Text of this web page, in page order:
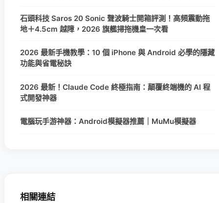
石頭科技 Saros 20 Sonic 聲波騎士開箱評測！高頻震動拖
地＋4.5cm 越障，2026 旗艦掃拖機皇一次看
2026 最新手機教學：10 個 iPhone 與 Android 必學的隱藏
功能與省電秘訣
2026 最新！Claude Code 終極指南：顛覆終端機的 AI 程
式開發神器
電腦玩手游神器：Android模擬器推薦｜MuMu模擬器
相關連結